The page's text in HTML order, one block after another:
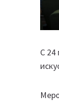
С 24